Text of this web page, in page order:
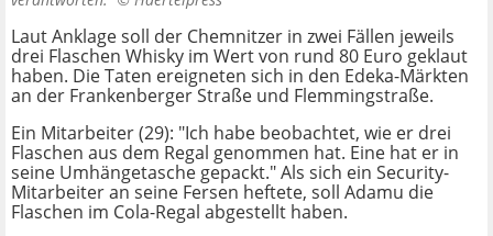
Laut Anklage soll der Chemnitzer in zwei Fällen jeweils
drei Flaschen Whisky im Wert von rund 80 Euro geklaut
haben. Die Taten ereigneten sich in den Edeka-Märkten
an der Frankenberger Straße und Flemmingstraße.
Ein Mitarbeiter (29): "Ich habe beobachtet, wie er drei
Flaschen aus dem Regal genommen hat. Eine hat er in
seine Umhängetasche gepackt." Als sich ein Security-
Mitarbeiter an seine Fersen heftete, soll Adamu die
Flaschen im Cola-Regal abgestellt haben.